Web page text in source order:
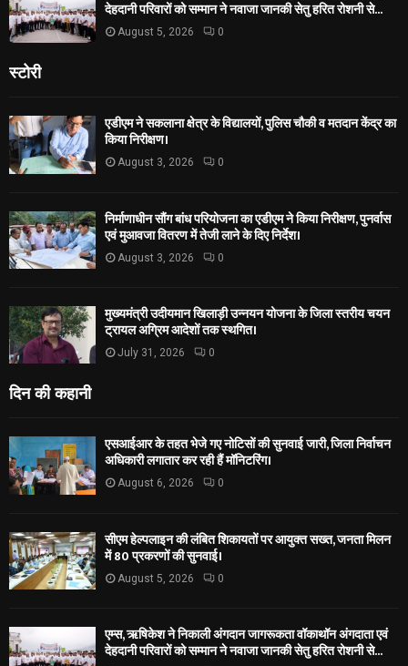
देहदानी परिवारों को सम्मान ने नवाजा जानकी सेतु हरित रोशनी से...
August 5, 2026 0
स्टोरी
एडीएम ने सकलाना क्षेत्र के विद्यालयों, पुलिस चौकी व मतदान केंद्र का
किया निरीक्षण।
August 3, 2026 0
निर्माणाधीन सौंग बांध परियोजना का एडीएम ने किया निरीक्षण, पुनर्वास
एवं मुआवजा वितरण में तेजी लाने के दिए निर्देश।
August 3, 2026 0
मुख्यमंत्री उदीयमान खिलाड़ी उन्नयन योजना के जिला स्तरीय चयन
ट्रायल अग्रिम आदेशों तक स्थगित।
July 31, 2026 0
दिन की कहानी
एसआईआर के तहत भेजे गए नोटिसों की सुनवाई जारी, जिला निर्वाचन
अधिकारी लगातार कर रही हैं मॉनिटरिंग।
August 6, 2026 0
सीएम हेल्पलाइन की लंबित शिकायतों पर आयुक्त सख्त, जनता मिलन
में 80 प्रकरणों की सुनवाई।
August 5, 2026 0
एम्स, ऋषिकेश ने निकाली अंगदान जागरूकता वॉकाथॉन अंगदाता एवं
देहदानी परिवारों को सम्मान ने नवाजा जानकी सेतु हरित रोशनी से...